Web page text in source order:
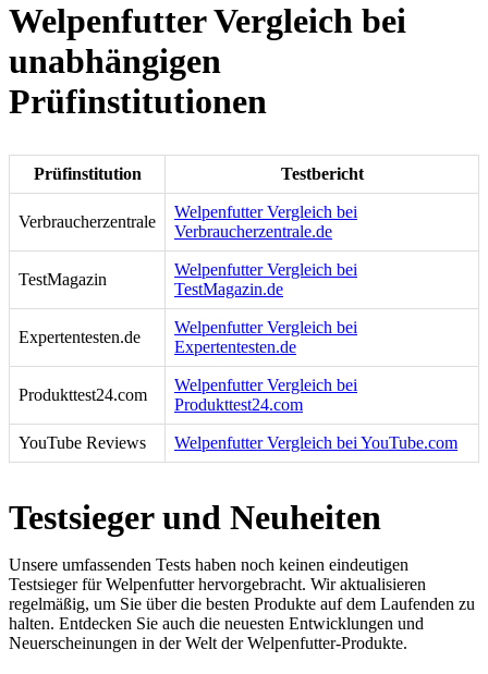
Welpenfutter Vergleich bei
unabhängigen
Prüfinstitutionen
Prüfinstitution Testbericht
Verbraucherzentrale
Welpenfutter Vergleich bei
Verbraucherzentrale.de
TestMagazin
Welpenfutter Vergleich bei
TestMagazin.de
Expertentesten.de
Welpenfutter Vergleich bei
Expertentesten.de
Produkttest24.com
Welpenfutter Vergleich bei
Produkttest24.com
YouTube Reviews Welpenfutter Vergleich bei YouTube.com
Testsieger und Neuheiten
Unsere umfassenden Tests haben noch keinen eindeutigen
Testsieger für Welpenfutter hervorgebracht. Wir aktualisieren
regelmäßig, um Sie über die besten Produkte auf dem Laufenden zu
halten. Entdecken Sie auch die neuesten Entwicklungen und
Neuerscheinungen in der Welt der Welpenfutter-Produkte.